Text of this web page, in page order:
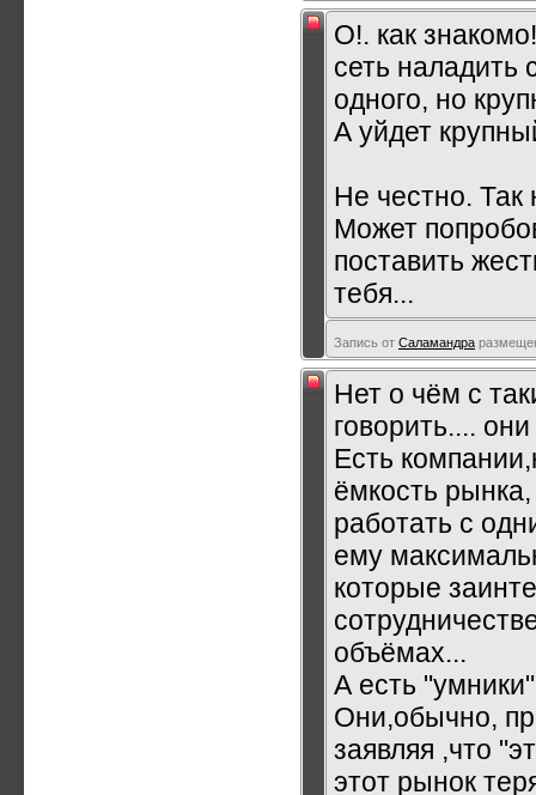
О!. как
сеть наладить
одного, но
А уйдет
Не честно. Так
Может
поставить
тебя...
Запись от Саламандра
Нет о чём с
говорить....
Есть
ёмкость
работать с
ему
которые
объёмах...
А есть
Они,обычно,
заявляя ,что
этот рынок